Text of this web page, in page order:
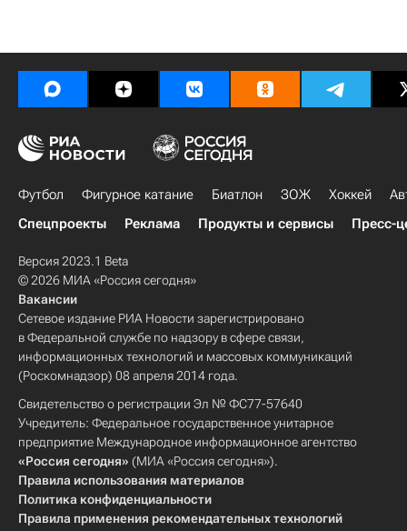
Футбол Фигурное катание Биатлон ЗОЖ Хоккей
Спецпроекты
Реклама Продукты и сервисы Пресс-
Версия 2023.1 Beta
© 2026 МИА «Россия сегодня»
Вакансии
Сетевое издание РИА Новости зарегистрировано
в Федеральной службе по надзору в сфере связи,
информационных технологий и массовых коммуникаций
(Роскомнадзор) 08 апреля 2014 года.
Свидетельство о регистрации Эл № ФС77-57640
Учредитель: Федеральное государственное унитарное
предприятие Международное информационное агентство
«Россия сегодня» (МИА «Россия сегодня»).
Правила использования материалов
Политика конфиденциальности
Правила применения рекомендательных технологий